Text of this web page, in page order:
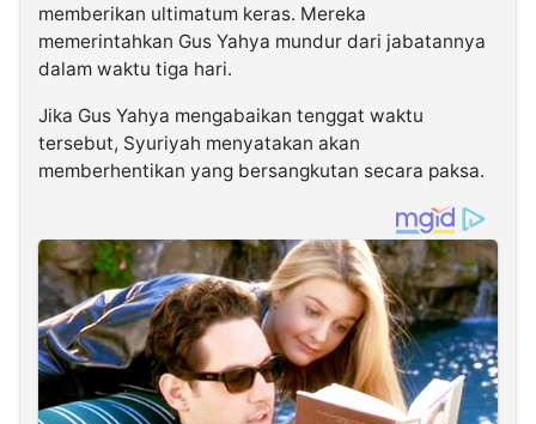
memberikan ultimatum keras. Mereka
memerintahkan Gus Yahya mundur dari jabatannya
dalam waktu tiga hari.
Jika Gus Yahya mengabaikan tenggat waktu
tersebut, Syuriyah menyatakan akan
memberhentikan yang bersangkutan secara paksa.